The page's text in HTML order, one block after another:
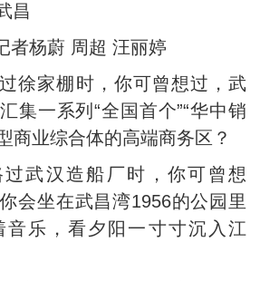
昌
者杨蔚 周超 汪丽婷
徐家棚时，你可曾想过，武
集一系列“全国首个”“华中销
商业综合体的高端商务区？
过武汉造船厂时，你可曾想
会坐在武昌湾1956的公园里
音乐，看夕阳一寸寸沉入江